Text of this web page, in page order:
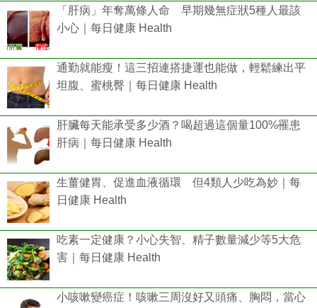
「肝病」年奪萬條人命 早期幾無症狀5種人最該
小心｜每日健康 Health
通勤就能瘦！這三招連搭捷運也能做，輕鬆練出平
坦腹、蜜桃臀｜每日健康 Health
肝臟每天能承受多少酒？喝超過這個量100%罹患
肝病｜每日健康 Health
生薑健胃、促進血液循環 但4類人少吃為妙｜每
日健康 Health
吃素一定健康？小心失智、精子數量減少等5大危
害｜每日健康 Health
小咳嗽變癌症！咳嗽三周沒好又頭痛、胸悶，當心